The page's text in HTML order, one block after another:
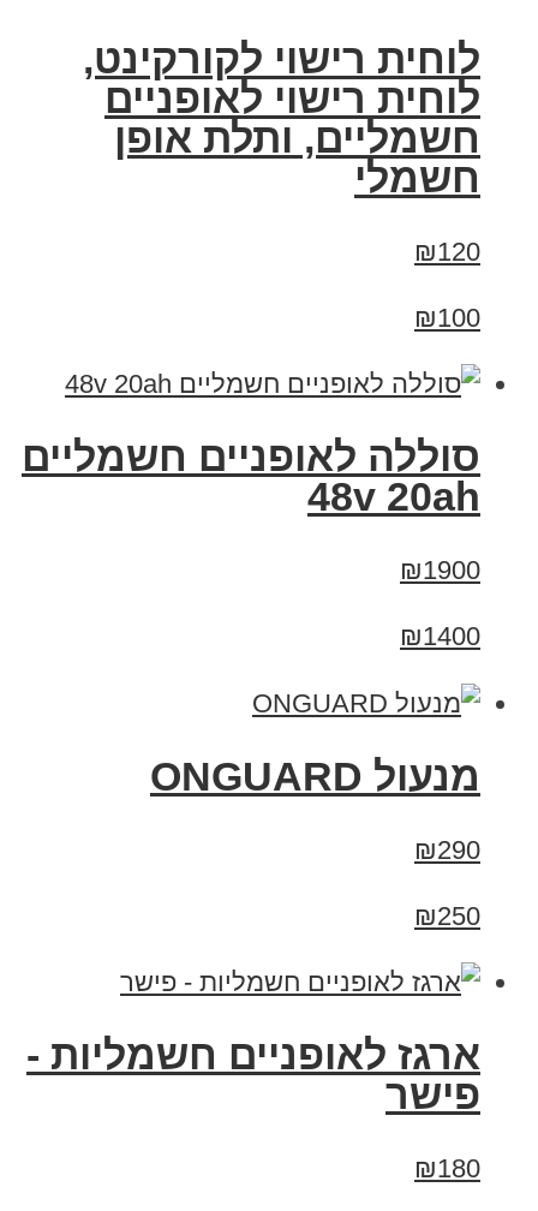
לוחית רישוי לקורקינט,
לוחית רישוי לאופניים
חשמליים, ותלת אופן
חשמלי
₪120
₪100
סוללה לאופניים חשמליים
48v 20ah
₪1900
₪1400
מנעול ONGUARD
₪290
₪250
ארגז לאופניים חשמליות -
פישר
₪180